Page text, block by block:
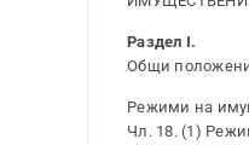
Раздел I.
Общи
Режими на
Чл. 18. (1)